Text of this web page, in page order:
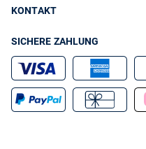
KONTAKT
SICHERE ZAHLUNG